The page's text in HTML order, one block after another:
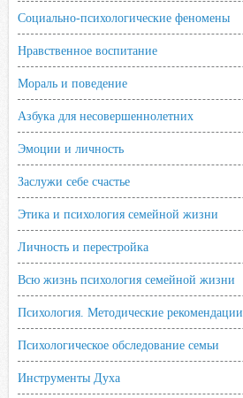
Социально-психологические феномены
Нравственное воспитание
Мораль и поведение
Азбука для несовершеннолетних
Эмоции и личность
Заслужи себе счастье
Этика и психология семейной жизни
Личность и перестройка
Всю жизнь психология семейной жизни
Психология. Методические рекомендации
Психологическое обследование семьи
Инструменты Духа